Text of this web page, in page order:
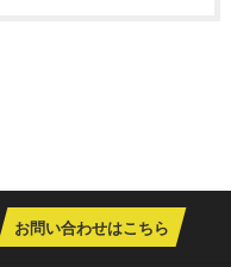
お問い合わせはこちら